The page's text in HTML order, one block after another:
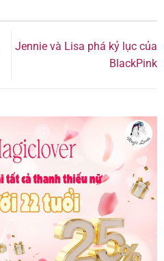
Jennie và Lisa phá kỷ lục của
BlackPink